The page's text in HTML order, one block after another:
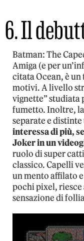
6. Il
Batman: The
Amiga (e per
citata Ocean, è
motivi. A livello
vignette” studiata
fumetto. Inoltre,
separate e
interessa di più,
Joker in un
ruolo di super
classico. Capelli
un mento affilato
pochi pixel, riesce
sensazione di